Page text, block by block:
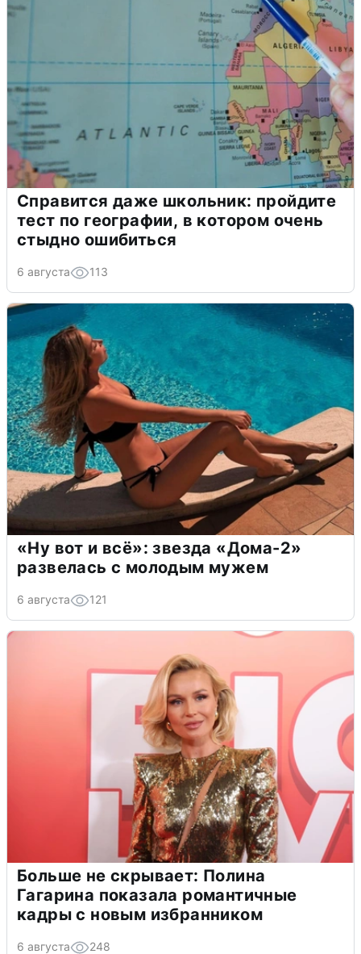
Справится даже школьник: пройдите
тест по географии, в котором очень
стыдно ошибиться
6 августа 113
«Ну вот и всё»: звезда «Дома-2»
развелась с молодым мужем
6 августа 121
Больше не скрывает: Полина
Гагарина показала романтичные
кадры с новым избранником
6 августа 248